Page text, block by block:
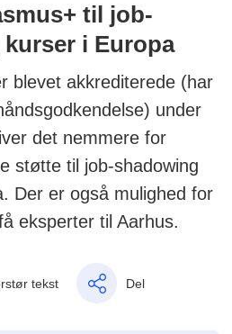
til job-
i Europa
blevet akkrediterede (har
under
det nemmere for
støtte til job-shadowing
Der er også mulighed for
eksperter til Aarhus.
tekst Del